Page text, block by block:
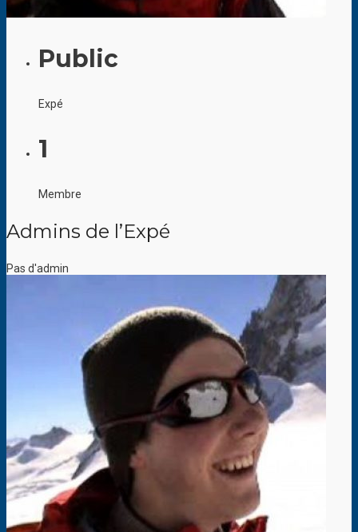
Public
Expé
1
Membre
Admins de l’Expé
Pas d'admin